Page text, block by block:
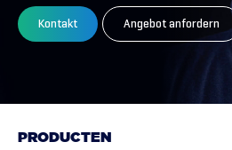
Kontakt Angebot anfordern
PRODUCTEN